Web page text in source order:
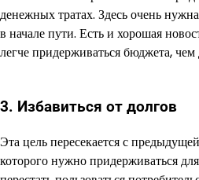
денежных тратах. Здесь очень
в начале пути. Есть и хорошая
легче придерживаться бюджета,
3. Избавиться от долгов
Эта цель пересекается с
которого нужно придерживаться